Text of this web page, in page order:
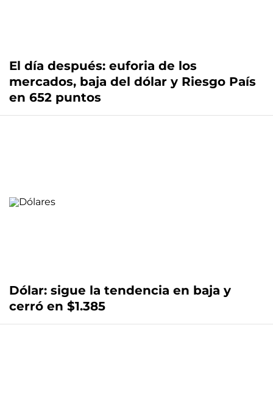
El día después: euforia de los
mercados, baja del dólar y Riesgo País
en 652 puntos
Dólar: sigue la tendencia en baja y
cerró en $1.385